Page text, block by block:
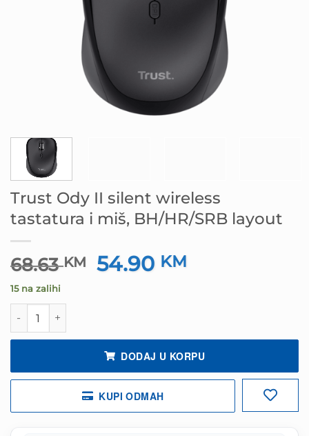
Trust Ody II silent wireless
tastatura i miš, BH/HR/SRB layout
68.63KM
Izvorna
cijena
54.90 KM
15 na zalihi
Trust Ody II silent wireless tastatura i miš, BH/HR/SRB
DODAJ U KORPU
KUPI ODMAH